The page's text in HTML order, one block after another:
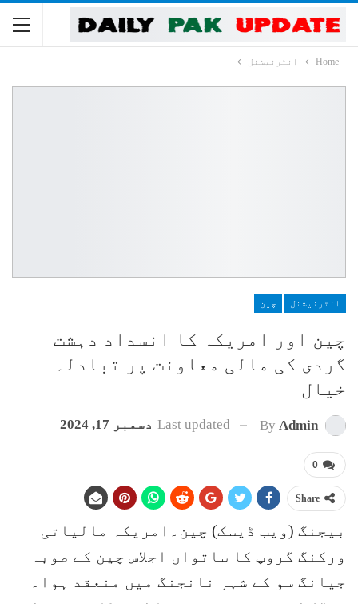
Home انٹرنیشنل
انٹرنیشنل چین
چین اور امریکہ کا انسداد دہشت
گردی کی مالی معاونت پر تبادلہ
خیال
By Admin
Last updated دسمبر 17, 2024
0
Share
بیجنگ (ویب ڈیسک) چین۔امریکہ مالیاتی
ورکنگ گروپ کا ساتواں اجلاس چین کے صوبہ
جیانگ سو کے شہر نانجنگ میں منعقد ہوا۔